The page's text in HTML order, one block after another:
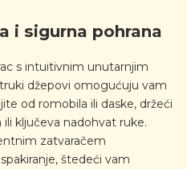
i sigurna pohrana
s intuitivnim unutarnjim
džepovi omogućuju vam
od romobila ili daske, držeći
ključeva nadohvat ruke.
zatvaračem
štedeći vam